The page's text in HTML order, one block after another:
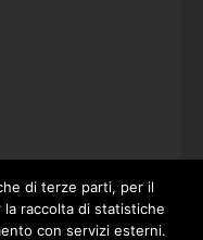
di terze parti, per il
raccolta di statistiche
con servizi esterni.